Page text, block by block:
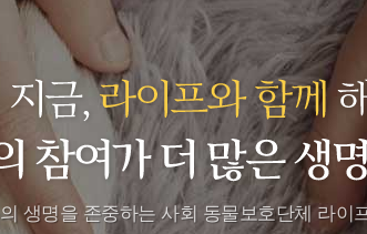
생명을 존중하는 사회 동물보호단체라이